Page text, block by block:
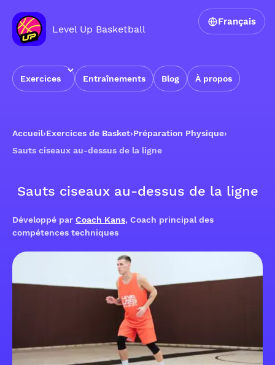
Level Up Basketball
Exercices Entraînements Blog À propos
Français
Accueil›Exercices de Basket›Préparation Physique›
Sauts ciseaux au-dessus de la ligne
Sauts ciseaux au-dessus de la ligne
Développé par Coach Kans, Coach principal des
compétences techniques